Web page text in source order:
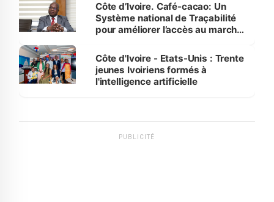
Côte d’Ivoire. Café-cacao: Un
Système national de Traçabilité
pour améliorer l’accès au marché
Côte d'Ivoire - Etats-Unis : Trente
jeunes Ivoiriens formés à
l'intelligence artificielle
PUBLICITÉ